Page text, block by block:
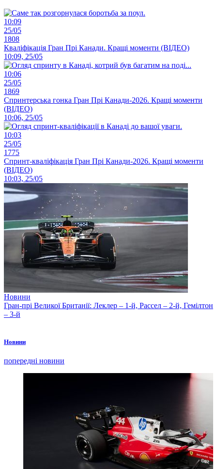
10:09
25/05
1808
Кваліфікація Гран Прі Канади. Кращі моменти (ВІДЕО)
10:09, 25/05
10:06
25/05
1869
Спринтерська гонка Гран Прі Канади-2026. Кращі моменти
(ВІДЕО)
10:06, 25/05
10:03
25/05
1775
Спринт-кваліфікація Гран Прі Канади-2026. Кращі моменти
(ВІДЕО)
10:03, 25/05
Новини
Гран-прі Великої Британії: Леклер – 1-й, Рассел – 2-й, Гемілтон
– 3-й
Новини
попередні новини